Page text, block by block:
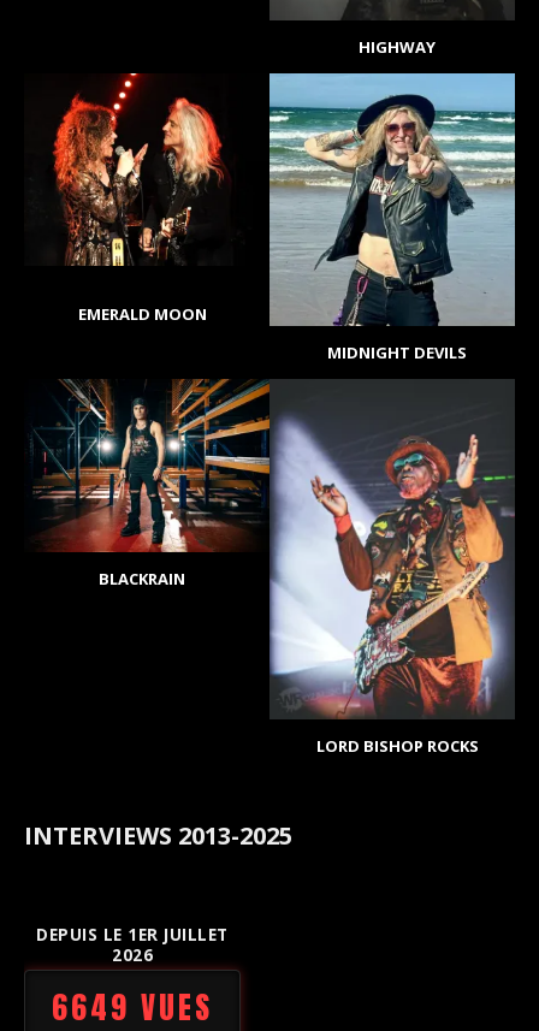
HIGHWAY
EMERALD MOON
MIDNIGHT DEVILS
BLACKRAIN
LORD BISHOP ROCKS
INTERVIEWS 2013-2025
DEPUIS LE 1ER JUILLET
2026
6649 VUES